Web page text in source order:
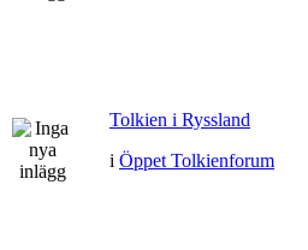
Tolkien i Ryssland
i Öppet Tolkienforum